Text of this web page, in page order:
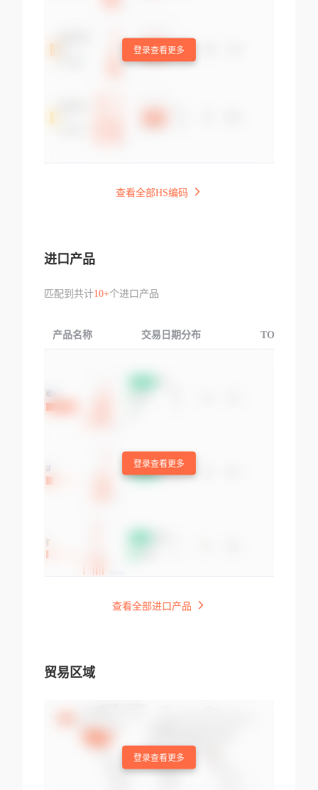
登录查看更多
查看全部HS编码
进口产品
匹配到共计10+个进口产品
产品名称 交易日期分布 TOP3交易国
登录查看更多
查看全部进口产品
贸易区域
登录查看更多